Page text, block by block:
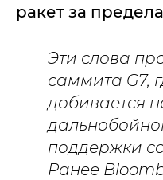
ракет за
Эти слова
саммита G7,
добивается
поддержки
Ранее